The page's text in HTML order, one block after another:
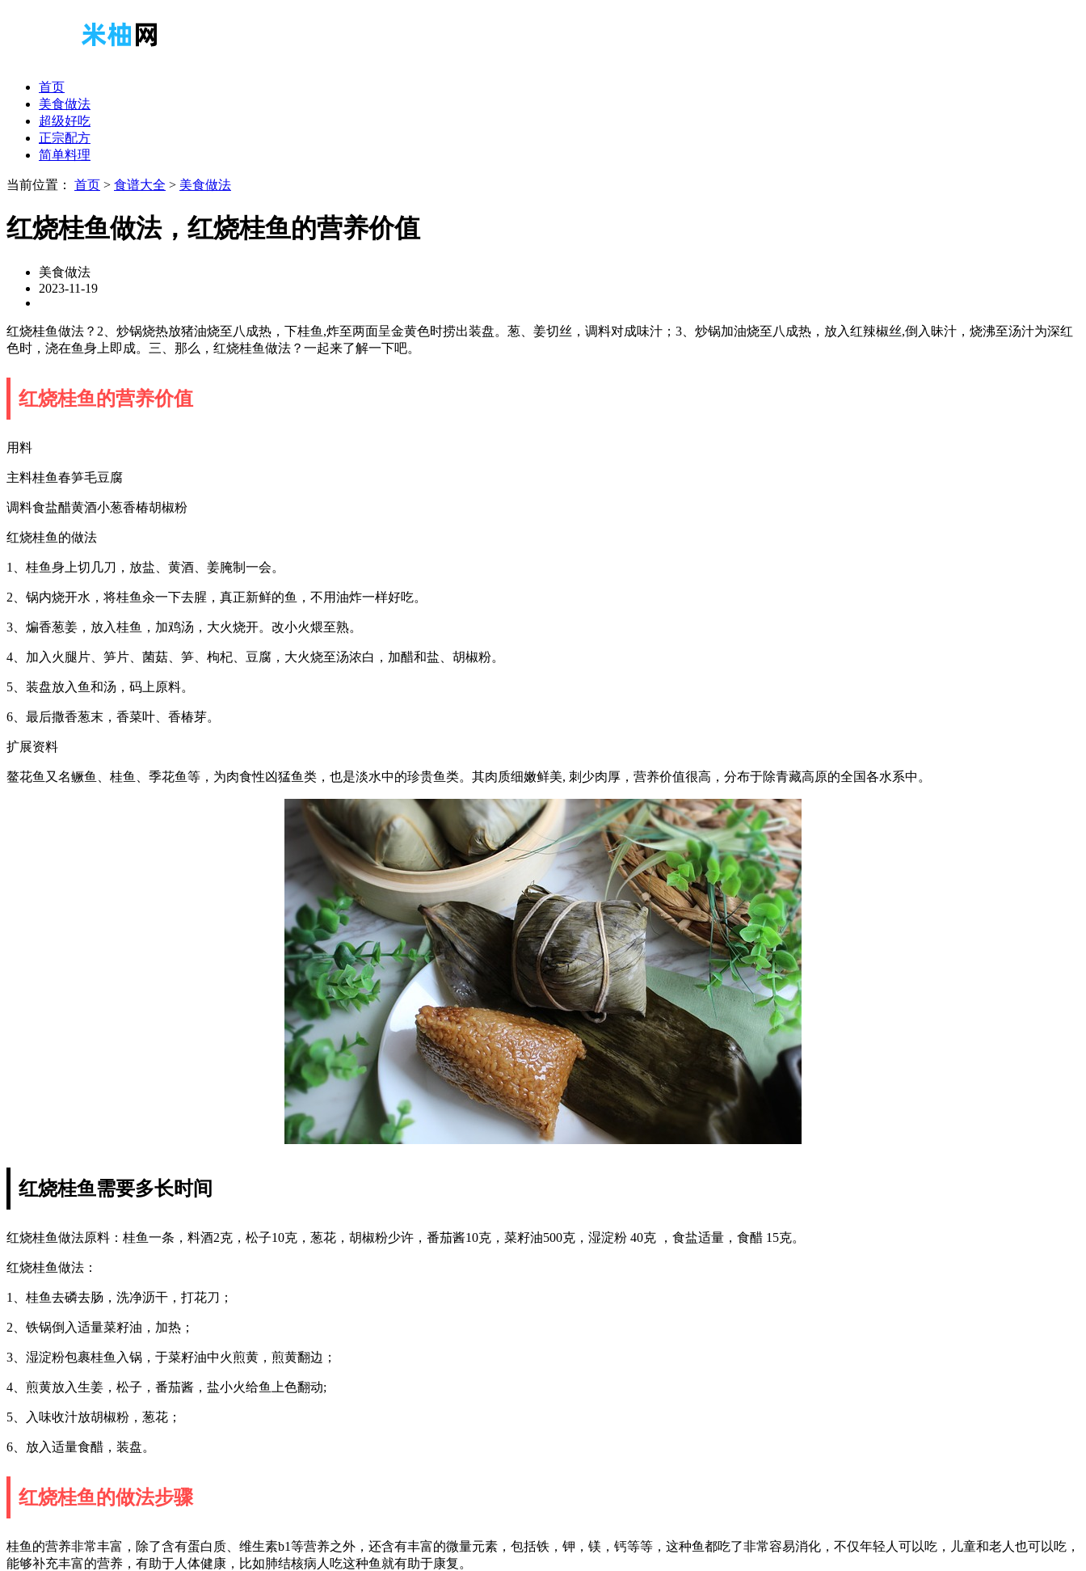
首页
美食做法
超级好吃
正宗配方
简单料理
当前位置： 首页 > 食谱大全 > 美食做法
红烧桂鱼做法，红烧桂鱼的营养价值
美食做法
2023-11-19
红烧桂鱼做法？2、炒锅烧热放猪油烧至八成热，下桂鱼,炸至两面呈金黄色时捞出装盘。葱、姜切丝，调料对成味汁；3、炒锅加油烧至八成热，放入红辣椒丝,倒入昧汁，烧沸至汤汁为深红
色时，浇在鱼身上即成。三、那么，红烧桂鱼做法？一起来了解一下吧。
红烧桂鱼的营养价值
用料
主料桂鱼春笋毛豆腐
调料食盐醋黄酒小葱香椿胡椒粉
红烧桂鱼的做法
1、桂鱼身上切几刀，放盐、黄酒、姜腌制一会。
2、锅内烧开水，将桂鱼汆一下去腥，真正新鲜的鱼，不用油炸一样好吃。
3、煸香葱姜，放入桂鱼，加鸡汤，大火烧开。改小火煨至熟。
4、加入火腿片、笋片、菌菇、笋、枸杞、豆腐，大火烧至汤浓白，加醋和盐、胡椒粉。
5、装盘放入鱼和汤，码上原料。
6、最后撒香葱末，香菜叶、香椿芽。
扩展资料
鳌花鱼又名鳜鱼、桂鱼、季花鱼等，为肉食性凶猛鱼类，也是淡水中的珍贵鱼类。其肉质细嫩鲜美, 刺少肉厚，营养价值很高，分布于除青藏高原的全国各水系中。
红烧桂鱼需要多长时间
红烧桂鱼做法原料：桂鱼一条，料酒2克，松子10克，葱花，胡椒粉少许，番茄酱10克，菜籽油500克，湿淀粉 40克 ，食盐适量，食醋 15克。
红烧桂鱼做法：
1、桂鱼去磷去肠，洗净沥干，打花刀；
2、铁锅倒入适量菜籽油，加热；
3、湿淀粉包裹桂鱼入锅，于菜籽油中火煎黄，煎黄翻边；
4、煎黄放入生姜，松子，番茄酱，盐小火给鱼上色翻动;
5、入味收汁放胡椒粉，葱花；
6、放入适量食醋，装盘。
红烧桂鱼的做法步骤
桂鱼的营养非常丰富，除了含有蛋白质、维生素b1等营养之外，还含有丰富的微量元素，包括铁，钾，镁，钙等等，这种鱼都吃了非常容易消化，不仅年轻人可以吃，儿童和老人也可以吃，
能够补充丰富的营养，有助于人体健康，比如肺结核病人吃这种鱼就有助于康复。